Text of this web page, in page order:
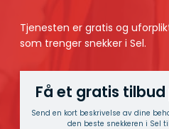
Tjenesten er gratis og
som trenger snekker i Sel.
Få et gratis tilbud
Send en kort beskrivelse av dine
den beste snekkeren i Sel